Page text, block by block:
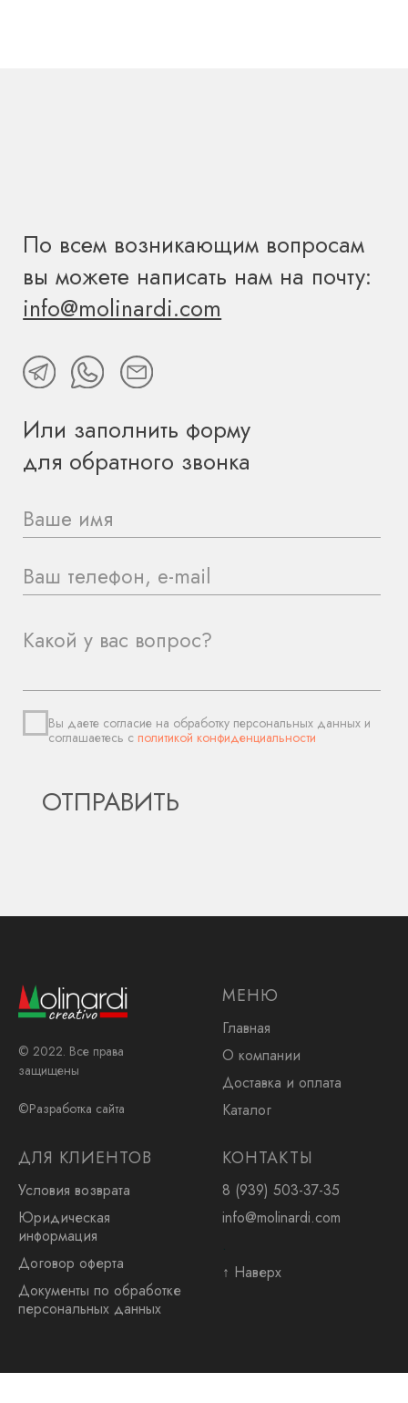
© 2022. Все права
защищены
©Разработка сайта
МЕНЮ
Главная
О компании
Доставка и оплата
Каталог
ДЛЯ КЛИЕНТОВ
Условия возврата
Юридическая
информация
Договор оферта
Документы по обработке
персональных данных
КОНТАКТЫ
8 (939) 503-37-35
info@molinardi.com
.
↑ Наверх